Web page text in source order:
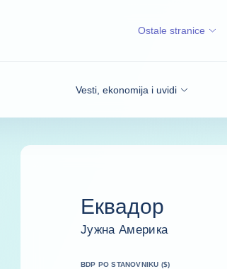
Vesti, ekonomija i uvidi
Ostale stranice
Еквадор
Јужна Америка
BDP PO STANOVNIKU ($)